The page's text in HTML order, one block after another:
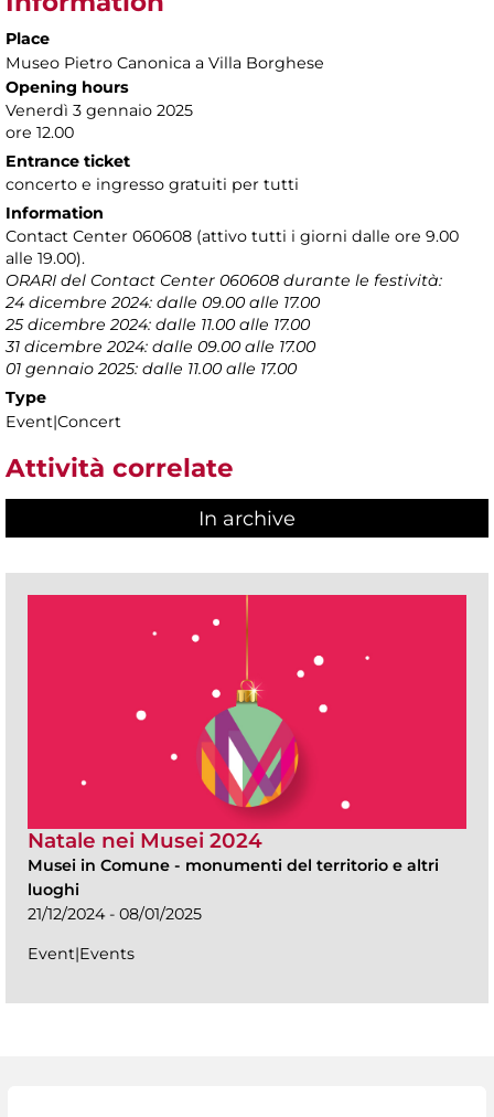
Place
Museo Pietro Canonica a Villa Borghese
Opening hours
Venerdì 3 gennaio 2025
ore 12.00
Entrance ticket
concerto e ingresso gratuiti per tutti
Information
Contact Center 060608 (attivo tutti i giorni dalle ore 9.00
alle 19.00).
ORARI del Contact Center 060608 durante le festività:
24 dicembre 2024: dalle 09.00 alle 17.00
25 dicembre 2024: dalle 11.00 alle 17.00
31 dicembre 2024: dalle 09.00 alle 17.00
01 gennaio 2025: dalle 11.00 alle 17.00
Type
Event|Concert
Attività correlate
In archive
Natale nei Musei 2024
Musei in Comune - monumenti del territorio e altri
luoghi
21/12/2024 - 08/01/2025
Event|Events